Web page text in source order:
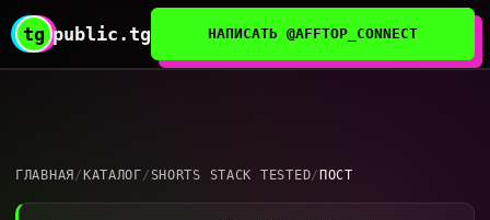
tg public.tg НАПИСАТЬ @AFFTOP_CONNECT
ГЛАВНАЯ / КАТАЛОГ/SHORTS STACK TESTED/ ПОСТ